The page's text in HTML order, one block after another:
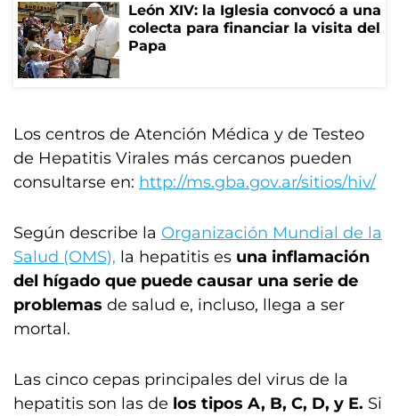
León XIV: la Iglesia convocó a una
colecta para financiar la visita del
Papa
Los centros de Atención Médica y de Testeo
de Hepatitis Virales más cercanos pueden
consultarse en: http://ms.gba.gov.ar/sitios/hiv/
Según describe la Organización Mundial de la
Salud (OMS), la hepatitis es una inflamación
del hígado que puede causar una serie de
problemas de salud e, incluso, llega a ser
mortal.
Las cinco cepas principales del virus de la
hepatitis son las de los tipos A, B, C, D, y E. Si